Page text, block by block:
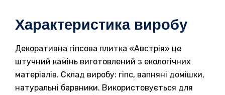
Характеристика виробу
Декоративна гіпсова плитка «Австрія» це
штучний камінь виготовлений з екологічних
матеріалів. Склад виробу: гіпс, вапняні домішки,
натуральні барвники. Використовується для